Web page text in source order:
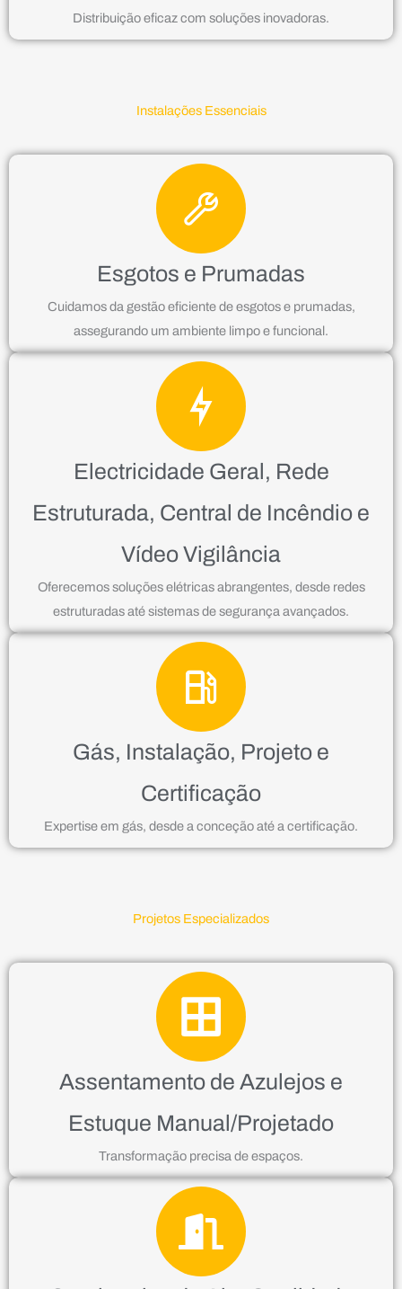
Distribuição eficaz com soluções inovadoras.
Instalações Essenciais
Esgotos e Prumadas
Cuidamos da gestão eficiente de esgotos e prumadas,
assegurando um ambiente limpo e funcional.
Electricidade Geral, Rede
Estruturada, Central de Incêndio e
Vídeo Vigilância
Oferecemos soluções elétricas abrangentes, desde redes
estruturadas até sistemas de segurança avançados.
Gás, Instalação, Projeto e
Certificação
Expertise em gás, desde a conceção até a certificação.
Projetos Especializados
Assentamento de Azulejos e
Estuque Manual/Projetado
Transformação precisa de espaços.